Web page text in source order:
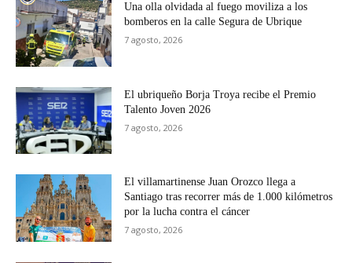
Una olla olvidada al fuego moviliza a los
bomberos en la calle Segura de Ubrique
7 agosto, 2026
El ubriqueño Borja Troya recibe el Premio
Talento Joven 2026
7 agosto, 2026
El villamartinense Juan Orozco llega a
Santiago tras recorrer más de 1.000 kilómetros
por la lucha contra el cáncer
7 agosto, 2026